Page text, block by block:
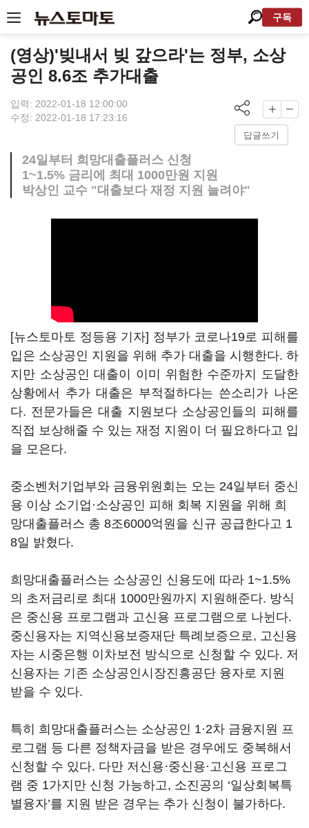
구독
(영상)'빚내서 빚 갚으라'는 정부, 소상
공인 8.6조 추가대출
입력: 2022-01-18 12:00:00
수정: 2022-01-18 17:23:16
답글쓰기
24일부터 희망대출플러스 신청
1~1.5% 금리에 최대 1000만원 지원
박상인 교수 "대출보다 재정 지원 늘려야"
[뉴스토마토 정등용 기자] 정부가 코로나19로 피해를
입은 소상공인 지원을 위해 추가 대출을 시행한다. 하
지만 소상공인 대출이 이미 위험한 수준까지 도달한
상황에서 추가 대출은 부적절하다는 쓴소리가 나온
다. 전문가들은 대출 지원보다 소상공인들의 피해를
직접 보상해줄 수 있는 재정 지원이 더 필요하다고 입
을 모은다.
중소벤처기업부와 금융위원회는 오는 24일부터 중신
용 이상 소기업·소상공인 피해 회복 지원을 위해 희
망대출플러스 총 8조6000억원을 신규 공급한다고 1
8일 밝혔다.
희망대출플러스는 소상공인 신용도에 따라 1~1.5%
의 초저금리로 최대 1000만원까지 지원해준다. 방식
은 중신용 프로그램과 고신용 프로그램으로 나뉜다.
중신용자는 지역신용보증재단 특례보증으로, 고신용
자는 시중은행 이차보전 방식으로 신청할 수 있다. 저
신용자는 기존 소상공인시장진흥공단 융자로 지원
받을 수 있다.
특히 희망대출플러스는 소상공인 1·2차 금융지원 프
로그램 등 다른 정책자금을 받은 경우에도 중복해서
신청할 수 있다. 다만 저신용·중신용·고신용 프로그
램 중 1가지만 신청 가능하고, 소진공의 ‘일상회복특
별융자’를 지원 받은 경우는 추가 신청이 불가하다.